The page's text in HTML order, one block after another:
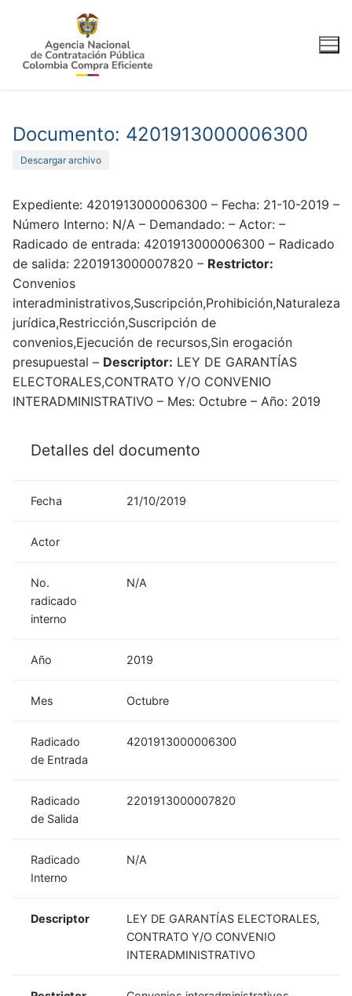
contenido
Documento: 4201913000006300
Descargar archivo
Expediente: 4201913000006300 – Fecha: 21-10-2019 –
Número Interno: N/A – Demandado: – Actor: –
Radicado de entrada: 4201913000006300 – Radicado
de salida: 2201913000007820 – Restrictor:
Convenios
interadministrativos,Suscripción,Prohibición,Naturaleza
jurídica,Restricción,Suscripción de
convenios,Ejecución de recursos,Sin erogación
presupuestal – Descriptor: LEY DE GARANTÍAS
ELECTORALES,CONTRATO Y/O CONVENIO
INTERADMINISTRATIVO – Mes: Octubre – Año: 2019
Detalles del documento
Fecha 21/10/2019
Actor
No.
radicado
interno
N/A
Año 2019
Mes Octubre
Radicado
de Entrada
4201913000006300
Radicado
de Salida
2201913000007820
Radicado
Interno
N/A
Descriptor
LEY DE GARANTÍAS ELECTORALES,
CONTRATO Y/O CONVENIO
INTERADMINISTRATIVO